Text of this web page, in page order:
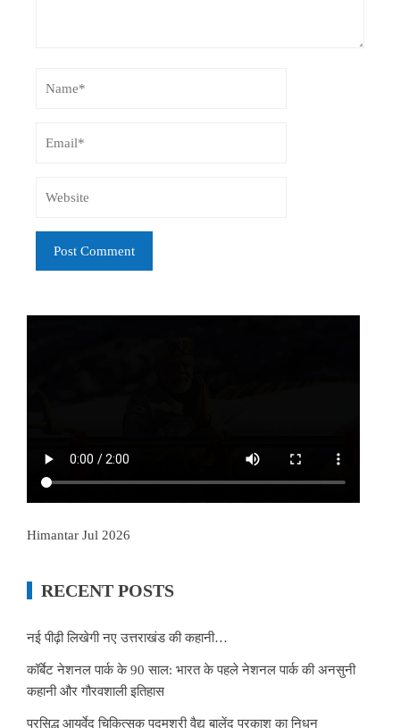
Himantar Jul 2026
RECENT POSTS
नई पीढ़ी लिखेगी नए उत्तराखंड की कहानी…
कॉर्बेट नेशनल पार्क के 90 साल: भारत के पहले नेशनल पार्क की अनसुनी
कहानी और गौरवशाली इतिहास
प्रसिद्ध आयुर्वेद चिकित्सक पद्मश्री वैद्य बालेंदु प्रकाश का निधन